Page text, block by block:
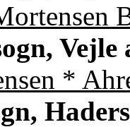
Vejle
*